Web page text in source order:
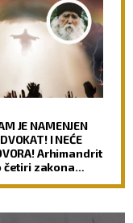
JE NAMENJEN
I NEĆE
Arhimandrit
četiri zakona